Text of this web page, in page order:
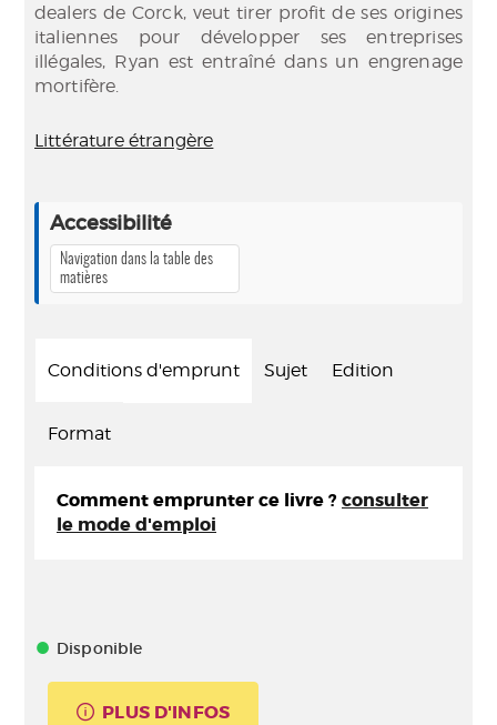
dealers de Corck, veut tirer profit de ses origines
italiennes pour développer ses entreprises
illégales, Ryan est entraîné dans un engrenage
mortifère.
Littérature étrangère
Accessibilité
Navigation dans la table des
matières
Conditions d'emprunt Sujet Edition
Format
Comment emprunter ce livre ? consulter
le mode d'emploi
Disponible
PLUS D'INFOS